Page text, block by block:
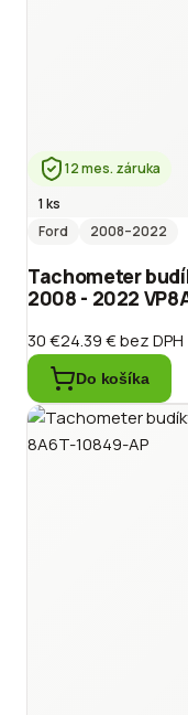
12 mes. záruka
1 ks
Ford
2008–2022
Tachometer
2008 - 2022
30 €24.39 €bez DPH
Do košíka